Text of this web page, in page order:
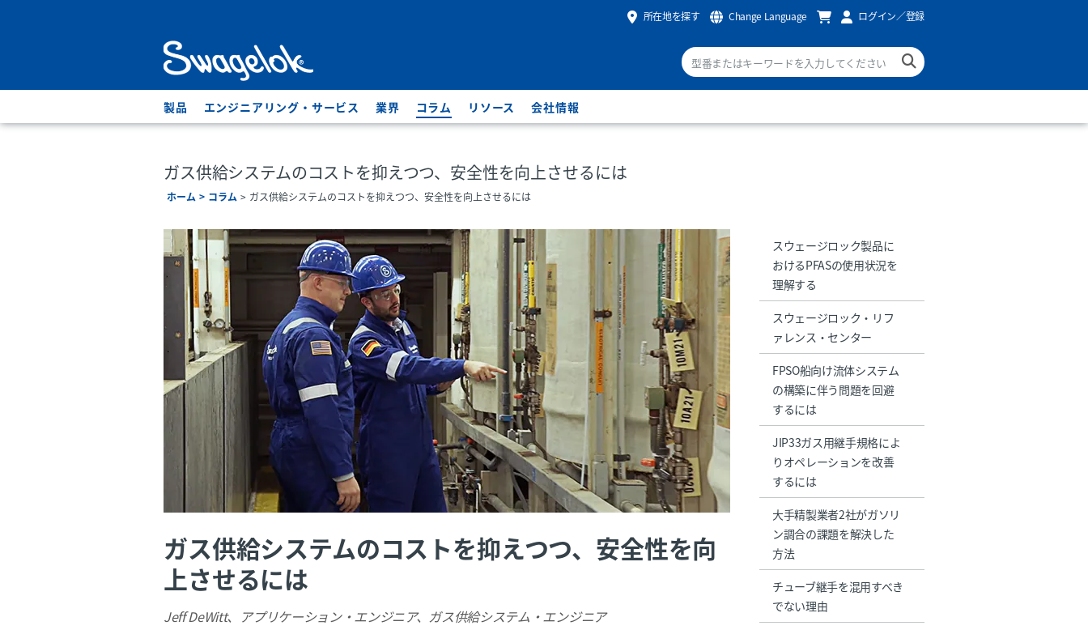
所在地を探す Change Language ログイン／登録
製品 エンジニアリング・サービス 業界 コラム リソース 会社情報
ガス供給システムのコストを抑えつつ、安全性を向上させるには
ホーム コラム ガス供給システムのコストを抑えつつ、安全性を向上させるには
スウェージロック製品に
おけるPFASの使用状況を
理解する
スウェージロック・リフ
ァレンス・センター
FPSO船向け流体システム
の構築に伴う問題を回避
するには
JIP33ガス用継手規格によ
りオペレーションを改善
するには
大手精製業者2社がガソリ
ン調合の課題を解決した
方法
チューブ継手を混用すべき
でない理由
ガス供給システムのコストを抑えつつ、安全性を向
上させるには
Jeff DeWitt、アプリケーション・エンジニア、ガス供給システム・エンジニア